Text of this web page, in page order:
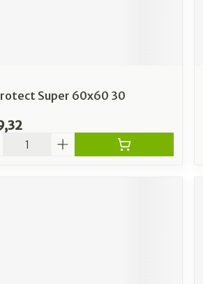
Super 60x60 30